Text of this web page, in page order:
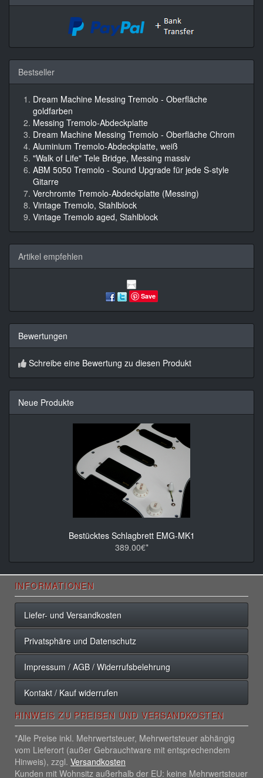
Bestseller
Dream Machine Messing Tremolo - Oberfläche
goldfarben
Messing Tremolo-Abdeckplatte
Dream Machine Messing Tremolo - Oberfläche Chrom
Aluminium Tremolo-Abdeckplatte, weiß
"Walk of Life" Tele Bridge, Messing massiv
ABM 5050 Tremolo - Sound Upgrade für jede S-style
Gitarre
Verchromte Tremolo-Abdeckplatte (Messing)
Vintage Tremolo, Stahlblock
Vintage Tremolo aged, Stahlblock
Artikel empfehlen
Save
Bewertungen
Schreibe eine Bewertung zu diesen Produkt
Neue Produkte
Bestücktes Schlagbrett EMG-MK1
389.00€*
INFORMATIONEN
Liefer- und Versandkosten
Privatsphäre und Datenschutz
Impressum / AGB / Widerrufsbelehrung
Kontakt / Kauf widerrufen
HINWEIS ZU PREISEN UND VERSANDKOSTEN
*Alle Preise inkl. Mehrwertsteuer, Mehrwertsteuer abhängig
vom Lieferort (außer Gebrauchtware mit entsprechendem
Hinweis), zzgl. Versandkosten
Kunden mit Wohnsitz außerhalb der EU: keine Mehrwertsteuer